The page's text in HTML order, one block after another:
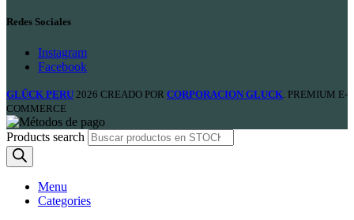
Redes Sociales
Instagram
Facebook
GLÜCK PERU 2026 CREADO POR CORPORACION GLUCK. PREMIUM E-
COMMERCE
Products search
Menu
Categories